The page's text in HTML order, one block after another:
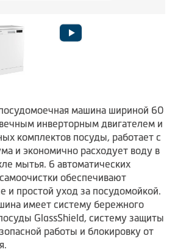
машина шириной 60
инверторным двигателем и
комплектов посуды, работает с
и экономично расходует воду в
мытья. 6 автоматических
обеспечивают
и простой уход за посудомойкой.
имеет систему бережного
GlassShield, систему защиты
работы и блокировку от